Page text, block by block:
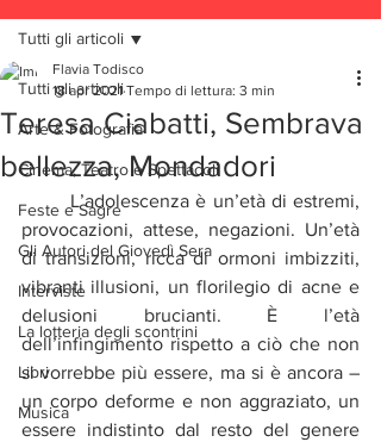
Tutti gli articoli
Arte & Fotografia
Cinema, Teatro e Spettacoli
Feste e Sagre
Gli Autori del Giovedì Sera
Interviste
La lotteria degli scontrini
Libri
Musica
Tutti gli articoli
Teresa Ciabatti, Sembrava
bellezza, Mondadori
Flavia Todisco
18 apr 2021 Tempo di lettura: 3 min
	L’adolescenza è un’età di estremi,
provocazioni, attese, negazioni. Un’età
di transizioni, ricca di ormoni imbizziti,
vibranti illusioni, un florilegio di acne e
delusioni brucianti. È l’età
dell’infingimento rispetto a ciò che non
si vorrebbe più essere, ma si è ancora –
un corpo deforme e non aggraziato, un
essere indistinto dal resto del genere